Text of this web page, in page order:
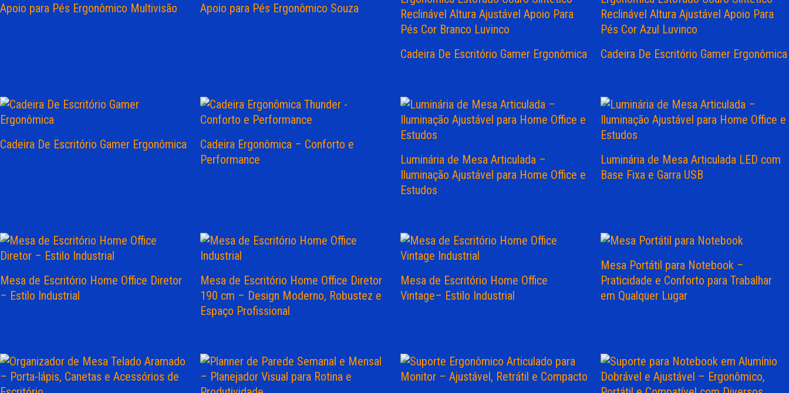
Apoio para Pés Ergonômico Multivisão Apoio para Pés Ergonômico Souza
Cadeira De Escritório Gamer Ergonômica Cadeira De Escritório Gamer Ergonômica
Cadeira De Escritório Gamer Ergonômica
Cadeira Ergonômica – Conforto e
Performance
Luminária de Mesa Articulada –
Iluminação Ajustável para Home Office e
Estudos
Luminária de Mesa Articulada LED com
Base Fixa e Garra USB
Mesa de Escritório Home Office Diretor
– Estilo Industrial
Mesa de Escritório Home Office Diretor
190 cm – Design Moderno, Robustez e
Espaço Profissional
Mesa de Escritório Home Office
Vintage– Estilo Industrial
Mesa Portátil para Notebook –
Praticidade e Conforto para Trabalhar
em Qualquer Lugar